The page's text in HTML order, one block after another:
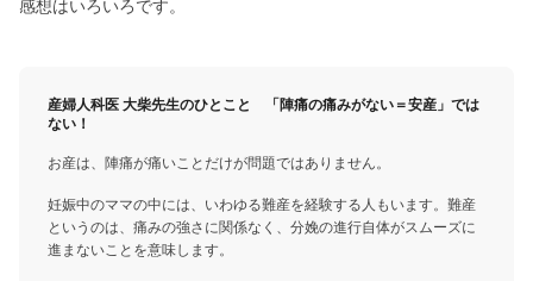
感想はいろいろです。
産婦人科医 大柴先生のひとこと 「陣痛の痛みがない＝安産」では
ない！
お産は、陣痛が痛いことだけが問題ではありません。
妊娠中のママの中には、いわゆる難産を経験する人もいます。難産
というのは、痛みの強さに関係なく、分娩の進行自体がスムーズに
進まないことを意味します。